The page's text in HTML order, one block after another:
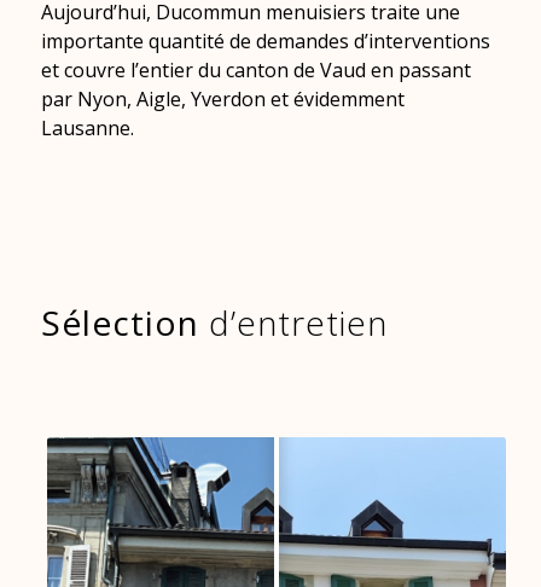
Aujourd’hui, Ducommun menuisiers traite une
importante quantité de demandes d’interventions
et couvre l’entier du canton de Vaud en passant
par Nyon, Aigle, Yverdon et évidemment
Lausanne.
Sélection d’entretien